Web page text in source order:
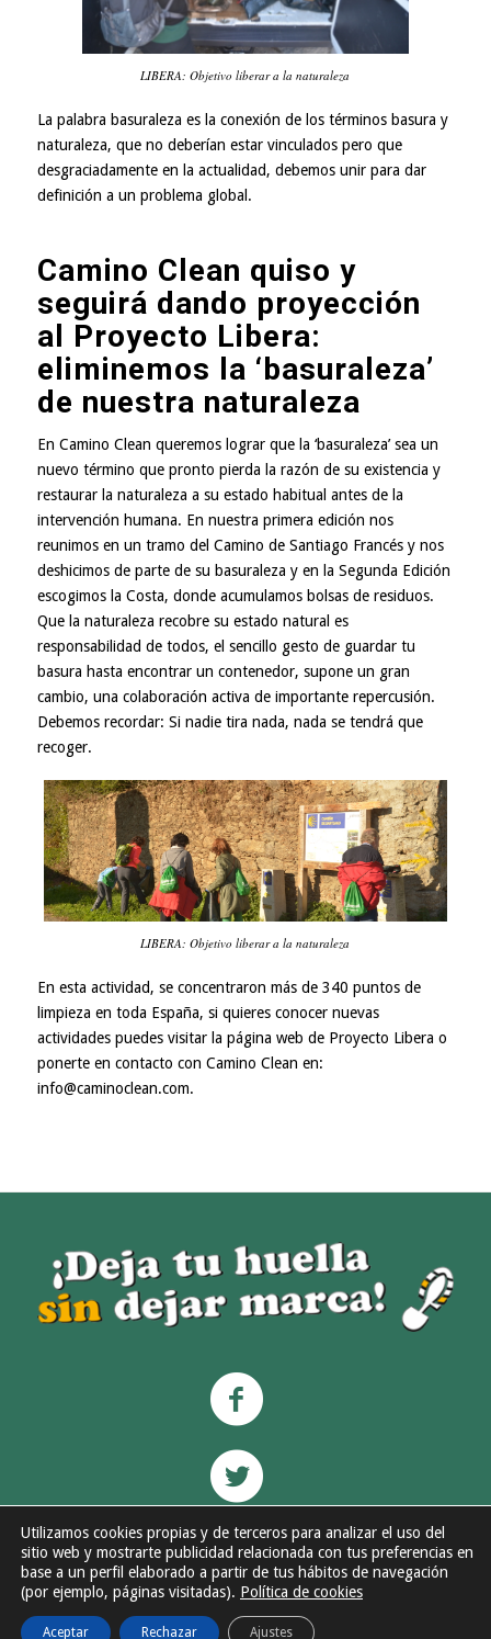
LIBERA: Objetivo liberar a la naturaleza
La palabra basuraleza es la conexión de los términos basura y
naturaleza, que no deberían estar vinculados pero que
desgraciadamente en la actualidad, debemos unir para dar
definición a un problema global.
Camino Clean quiso y
seguirá dando proyección
al Proyecto Libera:
eliminemos la ‘basuraleza’
de nuestra naturaleza
En Camino Clean queremos lograr que la ‘basuraleza’ sea un
nuevo término que pronto pierda la razón de su existencia y
restaurar la naturaleza a su estado habitual antes de la
intervención humana. En nuestra primera edición nos
reunimos en un tramo del Camino de Santiago Francés y nos
deshicimos de parte de su basuraleza y en la Segunda Edición
escogimos la Costa, donde acumulamos bolsas de residuos.
Que la naturaleza recobre su estado natural es
responsabilidad de todos, el sencillo gesto de guardar tu
basura hasta encontrar un contenedor, supone un gran
cambio, una colaboración activa de importante repercusión.
Debemos recordar: Si nadie tira nada, nada se tendrá que
recoger.
LIBERA: Objetivo liberar a la naturaleza
En esta actividad, se concentraron más de 340 puntos de
limpieza en toda España, si quieres conocer nuevas
actividades puedes visitar la página web de Proyecto Libera o
ponerte en contacto con Camino Clean en:
info@caminoclean.com.
Utilizamos cookies propias y de terceros para analizar el uso del
sitio web y mostrarte publicidad relacionada con tus preferencias en
base a un perfil elaborado a partir de tus hábitos de navegación
(por ejemplo, páginas visitadas). Política de cookies
Aceptar Rechazar Ajustes